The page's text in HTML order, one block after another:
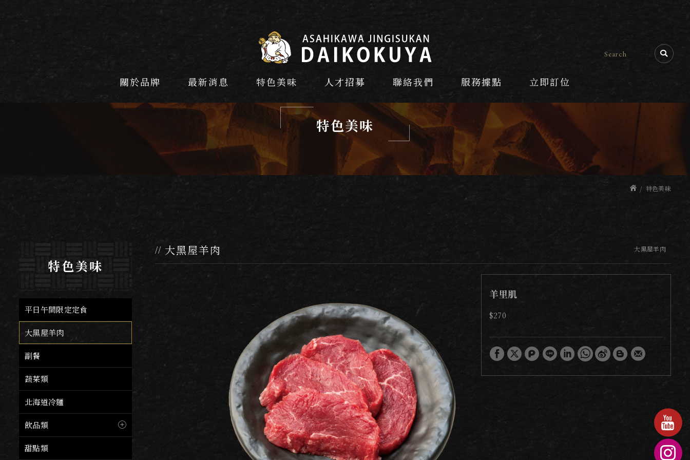
關於品牌 最新消息 特色美味 人才招募 聯絡我們 服務據點 立即訂位
特色美味
特色美味
特色美味
平日午間限定定食
大黑屋羊肉
副餐
蔬菜類
北海道冷麵
飲品類
甜點類
大黑屋羊肉 大黑屋羊肉
羊里肌
$270